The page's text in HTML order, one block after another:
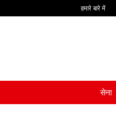
हमारे बारे में
सेना